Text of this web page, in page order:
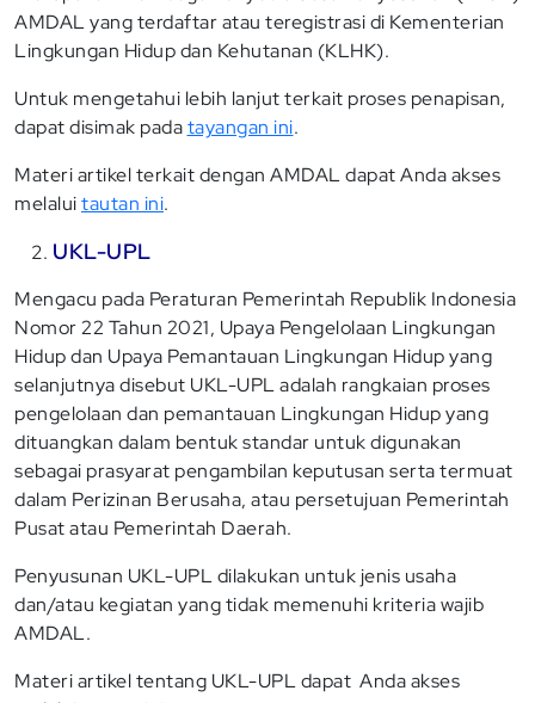
AMDAL yang terdaftar atau teregistrasi di Kementerian
Lingkungan Hidup dan Kehutanan (KLHK).
Untuk mengetahui lebih lanjut terkait proses penapisan,
dapat disimak padatayangan ini.
Materi artikel terkait dengan AMDAL dapat Anda akses
melaluitautan ini.
UKL-UPL
Mengacu pada Peraturan Pemerintah Republik Indonesia
Nomor 22 Tahun 2021, Upaya Pengelolaan Lingkungan
Hidup dan Upaya Pemantauan Lingkungan Hidup yang
selanjutnya disebut UKL-UPL adalah rangkaian proses
pengelolaan dan pemantauan Lingkungan Hidup yang
dituangkan dalam bentuk standar untuk digunakan
sebagai prasyarat pengambilan keputusan serta termuat
dalam Perizinan Berusaha, atau persetujuan Pemerintah
Pusat atau Pemerintah Daerah.
Penyusunan UKL-UPL dilakukan untuk jenis usaha
dan/atau kegiatan yang tidak memenuhi kriteria wajib
AMDAL.
Materi artikel tentang UKL-UPL dapat Anda akses